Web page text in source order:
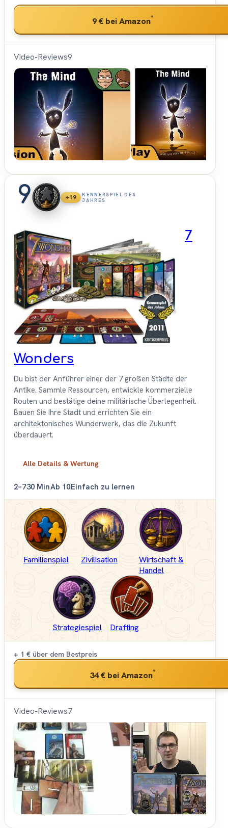
9 €bei Amazon*
Video-Reviews9
Hunter &
Brettspiele
9 +19
KENNERSPIEL DES
JAHRES
7
Wonders
Du bist der Anführer einer der 7 großen Städte der
Antike. Sammle Ressourcen, entwickle kommerzielle
Routen und bestätige deine militärische Überlegenheit.
Bauen Sie Ihre Stadt und errichten Sie ein
architektonisches Wunderwerk, das die Zukunft
überdauert.
Alle Details & Wertung
2–730 MinAb 10Einfach zu lernen
Familienspiel Zivilisation
Wirtschaft &
Handel
Strategiespiel Drafting
+ 1 € über dem Bestpreis
34 € bei Amazon*
Video-Reviews7
Spiele-
Offensive.de